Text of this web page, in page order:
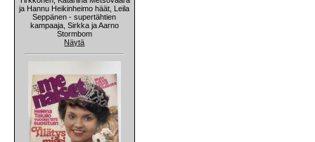
ja Hannu Heikinheimo häät, Leila
Seppänen - supertähtien
kampaaja, Sirkka ja Aarno
Stormbom
Näytä